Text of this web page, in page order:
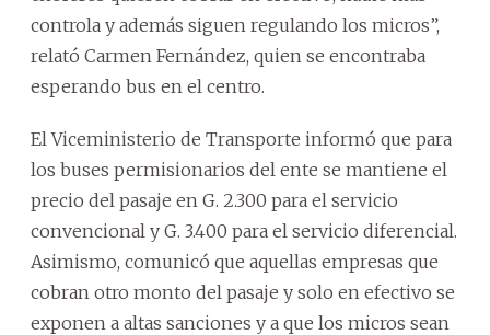
controla y además siguen regulando los micros”,
relató Carmen Fernández, quien se encontraba
esperando bus en el centro.
El Viceministerio de Transporte informó que para
los buses permisionarios del ente se mantiene el
precio del pasaje en G. 2.300 para el servicio
convencional y G. 3.400 para el servicio diferencial.
Asimismo, comunicó que aquellas empresas que
cobran otro monto del pasaje y solo en efectivo se
exponen a altas sanciones y a que los micros sean